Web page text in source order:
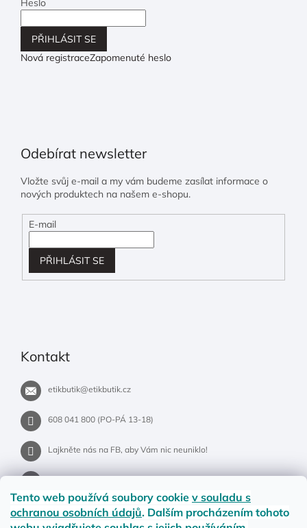
Tento web používá soubory cookie v souladu s
ochranou osobních údajů. Dalším procházením tohoto
Heslo
PŘIHLÁSIT SE
Nová registraceZapomenuté heslo
Odebírat newsletter
Vložte svůj e-mail a my vám budeme zasílat informace o
nových produktech na našem e-shopu.
E-mail
PŘIHLÁSIT SE
Kontakt
etikbutik@etikbutik.cz
608 041 800 (PO-PÁ 13-18)
Lajkněte nás na FB, aby Vám nic neuniklo!